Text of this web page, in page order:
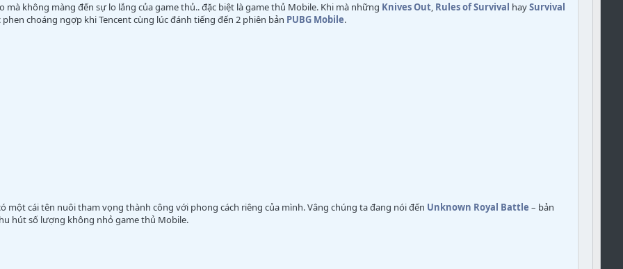
không màng đến sự lo lắng của game thủ.. đặc biệt là game thủ Mobile. Khi mà những Knives Out, Rules of Survival haySurvival
choáng ngợp khi Tencent cùng lúc đánh tiếng đến 2 phiên bản PUBG Mobile.
một cái tên nuôi tham vọng thành công với phong cách riêng của mình. Vâng chúng ta đang nói đến Unknown Royal Battle – bản
hút số lượng không nhỏ game thủ Mobile.